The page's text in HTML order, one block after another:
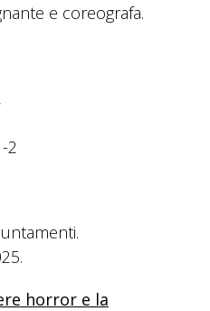
e coreografa.
2
horror e la